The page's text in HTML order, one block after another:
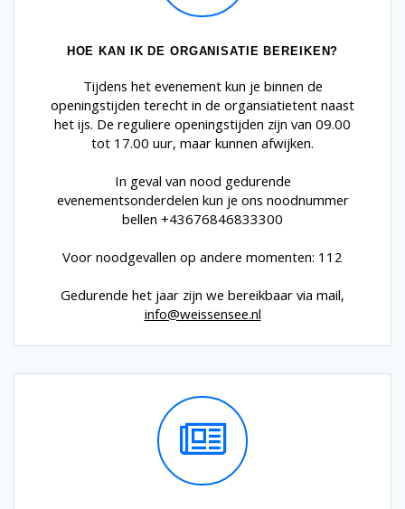
HOE KAN IK DE ORGANISATIE BEREIKEN?
Tijdens het evenement kun je binnen de
openingstijden terecht in de organsiatietent naast
het ijs. De reguliere openingstijden zijn van 09.00
tot 17.00 uur, maar kunnen afwijken.
In geval van nood gedurende
evenementsonderdelen kun je ons noodnummer
bellen +43676846833300
Voor noodgevallen op andere momenten: 112
Gedurende het jaar zijn we bereikbaar via mail,
info@weissensee.nl